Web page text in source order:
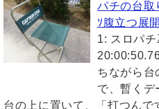
パチの台取
ｿ腹立つ展
1: スロパ
ちながら台
で、暫くデ
台の上に置いて、「打つんで